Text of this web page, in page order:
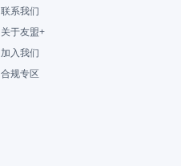
联系我们
关于友盟+
加入我们
合规专区